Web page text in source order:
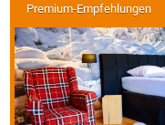
Premium-Empfehlungen